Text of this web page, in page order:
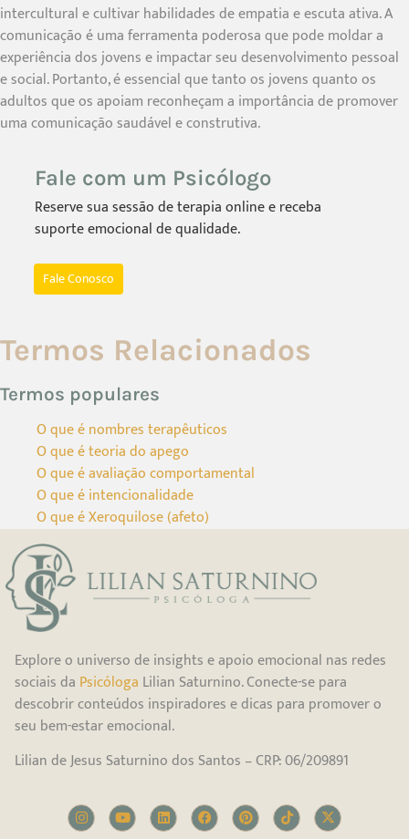
intercultural e cultivar habilidades de empatia e escuta ativa. A
comunicação é uma ferramenta poderosa que pode moldar a
experiência dos jovens e impactar seu desenvolvimento pessoal
e social. Portanto, é essencial que tanto os jovens quanto os
adultos que os apoiam reconheçam a importância de promover
uma comunicação saudável e construtiva.
Fale com um Psicólogo
Reserve sua sessão de terapia online e receba
suporte emocional de qualidade.
Fale Conosco
Termos Relacionados
Termos populares
O que é nombres terapêuticos
O que é teoria do apego
O que é avaliação comportamental
O que é intencionalidade
O que é Xeroquilose (afeto)
Explore o universo de insights e apoio emocional nas redes
sociais da Psicóloga Lilian Saturnino. Conecte-se para
descobrir conteúdos inspiradores e dicas para promover o
seu bem-estar emocional.
Lilian de Jesus Saturnino dos Santos – CRP: 06/209891